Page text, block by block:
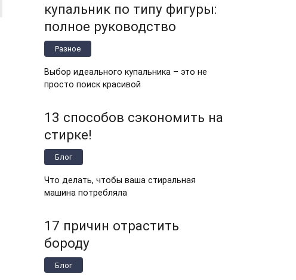
купальник по типу фигуры:
полное руководство
Разное
Выбор идеального купальника – это не
просто поиск красивой
13 способов сэкономить на
стирке!
Блог
Что делать, чтобы ваша стиральная
машина потребляла
17 причин отрастить
бороду
Блог